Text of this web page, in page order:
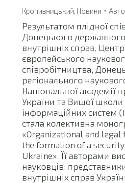
Кропивницький, Новини
Результатом плідної
Донецького державного
внутрішніх справ,
європейського
співробітництва,
регіонального
Національної академії
України та Вищої
інформаційних систем
стала колективна
«Organizational and
the formation of a
Ukraine». Її авторами
науковців:
внутрішніх справ